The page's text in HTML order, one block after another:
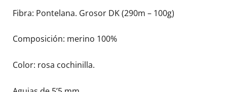
Fibra: Pontelana. Grosor DK (290m – 100g)
Composición: merino 100%
Color: rosa cochinilla.